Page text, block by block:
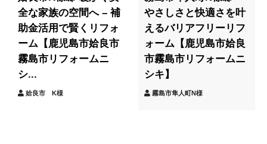
全な家族の空間へ – 補
助金活用で賢くリフォ
ーム【鹿児島市姶良市
霧島市リフォームニ
シ...
姶良市 K様
やさしさと快適さを叶
えるバリアフリーリフ
ォーム【鹿児島市姶良
市霧島市リフォームニ
シキ】
霧島市隼人町N様